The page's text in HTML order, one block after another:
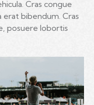
Cras congue
erat bibendum. Cras
posuere lobortis